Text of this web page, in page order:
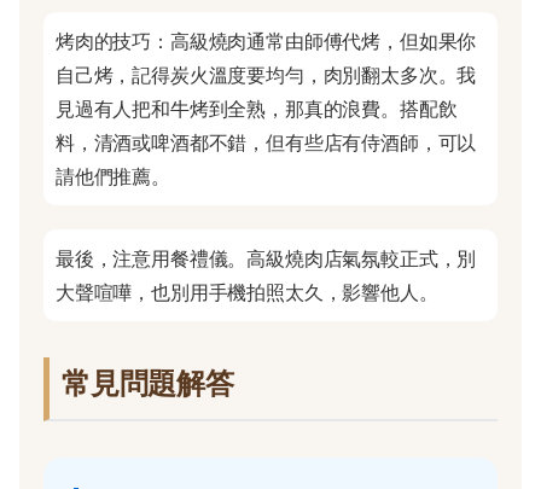
烤肉的技巧：高級燒肉通常由師傅代烤，但如果你
自己烤，記得炭火溫度要均勻，肉別翻太多次。我
見過有人把和牛烤到全熟，那真的浪費。搭配飲
料，清酒或啤酒都不錯，但有些店有侍酒師，可以
請他們推薦。
最後，注意用餐禮儀。高級燒肉店氣氛較正式，別
大聲喧嘩，也別用手機拍照太久，影響他人。
常見問題解答